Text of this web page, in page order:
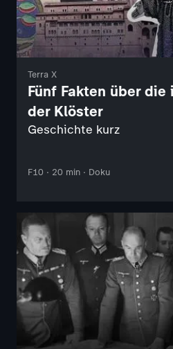
Terra X
Fünf Fakten über
der Klöster
Geschichte kurz
F10 · 20 min · Doku